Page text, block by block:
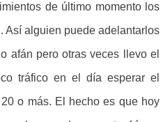
de último momento los
Así alguien puede adelantarlos
afán pero otras veces llevo el
tráfico en el día esperar el
o más. El hecho es que hoy